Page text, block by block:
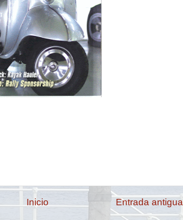
Entrada antigua
Inicio